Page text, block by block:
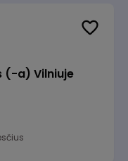
(-a) Vilniuje